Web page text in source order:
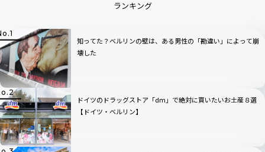
ランキング
知ってた？ベルリンの壁は、ある男性の「勘違い」によって崩
壊した
ドイツのドラッグストア「dm」で絶対に買いたいお土産８選
【ドイツ・ベルリン】